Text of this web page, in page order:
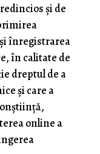
şi de
înregistrarea
în calitate de
dreptul de a
şi care a
online a